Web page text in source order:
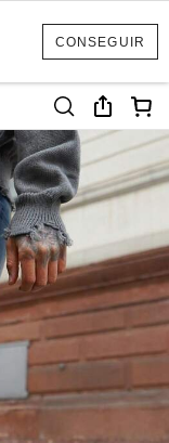
CONSEGUIR